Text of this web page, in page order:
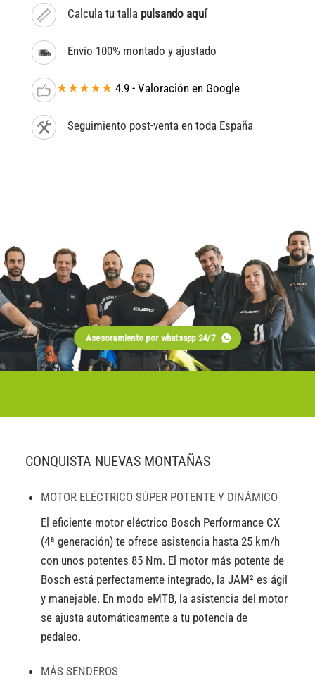
Calcula tu talla pulsando aquí
Envío 100% montado y ajustado
★★★★★ 4.9 - Valoración en Google
Seguimiento post-venta en toda España
Asesoramiento por whatsapp 24/7
CONQUISTA NUEVAS MONTAÑAS
MOTOR ELÉCTRICO SÚPER POTENTE Y DINÁMICO
El eficiente motor eléctrico Bosch Performance CX
(4ª generación) te ofrece asistencia hasta 25 km/h
con unos potentes 85 Nm. El motor más potente de
Bosch está perfectamente integrado, la JAM² es ágil
y manejable. En modo eMTB, la asistencia del motor
se ajusta automáticamente a tu potencia de
pedaleo.
MÁS SENDEROS